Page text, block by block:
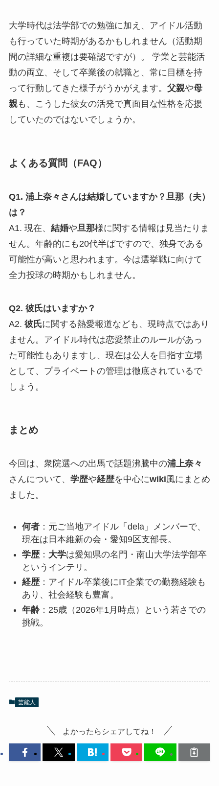
大学時代は法学部での勉強に加え、アイドル活動
も行っていた時期があるかもしれません（活動期
間の詳細な重複は要確認ですが）。 学業と芸能活
動の両立、そして卒業後の就職と、常に目標を持
って行動してきた様子がうかがえます。 父親や母
親も、こうした彼女の活発で真面目な性格を応援
していたのではないでしょうか。
よくある質問（FAQ）
Q1. 浦上奈々さんは結婚していますか？旦那（夫）
は？
A1. 現在、 結婚や旦那様に関する情報は見当たりま
せん。年齢的にも20代半ばですので、独身である
可能性が高いと思われます。今は選挙戦に向けて
全力投球の時期かもしれません。
Q2. 彼氏はいますか？
A2. 彼氏に関する熱愛報道なども、現時点ではあり
ません。アイドル時代は恋愛禁止のルールがあっ
た可能性もありますし、現在は公人を目指す立場
として、プライベートの管理は徹底されているで
しょう。
まとめ
今回は、衆院選への出馬で話題沸騰中の浦上奈々
さんについて、 学歴や経歴を中心にwiki風にまとめ
ました。
何者：元ご当地アイドル「dela」メンバーで、
現在は日本維新の会・愛知9区支部長。
学歴： 大学は愛知県の名門・南山大学法学部卒
というインテリ。
経歴：アイドル卒業後にIT企業での勤務経験も
あり、社会経験も豊富。
年齢：25歳（2026年1月時点）という若さでの
挑戦。
芸能人
よかったらシェアしてね！